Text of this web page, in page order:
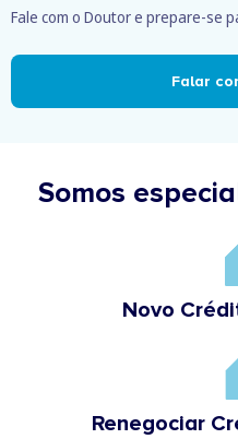
Fale com o Doutor e prepare-se
Falar
Somos
Novo
Renegociar